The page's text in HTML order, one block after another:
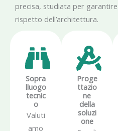
precisa, studiata per
rispetto dell’architettura.
Sopra
lluogo
tecnic
o
Valuti
amo
Proge
ttazio
ne
della
soluzi
one